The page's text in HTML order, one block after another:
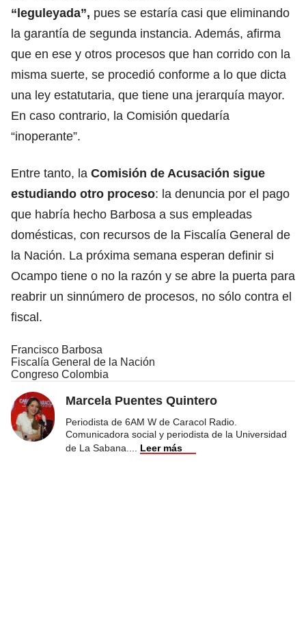
“leguleyada”, pues se estaría casi que eliminando
la garantía de segunda instancia. Además, afirma
que en ese y otros procesos que han corrido con la
misma suerte, se procedió conforme a lo que dicta
una ley estatutaria, que tiene una jerarquía mayor.
En caso contrario, la Comisión quedaría
“inoperante”.
Entre tanto, la Comisión de Acusación sigue
estudiando otro proceso: la denuncia por el pago
que habría hecho Barbosa a sus empleadas
domésticas, con recursos de la Fiscalía General de
la Nación. La próxima semana esperan definir si
Ocampo tiene o no la razón y se abre la puerta para
reabrir un sinnúmero de procesos, no sólo contra el
fiscal.
Francisco Barbosa
Fiscalía General de la Nación
Congreso Colombia
Marcela Puentes Quintero
Periodista de 6AM W de Caracol Radio.
Comunicadora social y periodista de la Universidad
de La Sabana.
Leer más